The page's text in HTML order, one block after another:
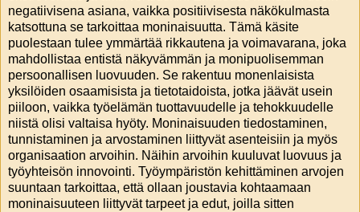
negatiivisena asiana, vaikka positiivisesta näkökulmasta
katsottuna se tarkoittaa moninaisuutta. Tämä käsite
puolestaan tulee ymmärtää rikkautena ja voimavarana, joka
mahdollistaa entistä näkyvämmän ja monipuolisemman
persoonallisen luovuuden. Se rakentuu monenlaisista
yksilöiden osaamisista ja tietotaidoista, jotka jäävät usein
piiloon, vaikka työelämän tuottavuudelle ja tehokkuudelle
niistä olisi valtaisa hyöty. Moninaisuuden tiedostaminen,
tunnistaminen ja arvostaminen liittyvät asenteisiin ja myös
organisaation arvoihin. Näihin arvoihin kuuluvat luovuus ja
työyhteisön innovointi. Työympäristön kehittäminen arvojen
suuntaan tarkoittaa, että ollaan joustavia kohtaamaan
moninaisuuteen liittyvät tarpeet ja edut, joilla sitten